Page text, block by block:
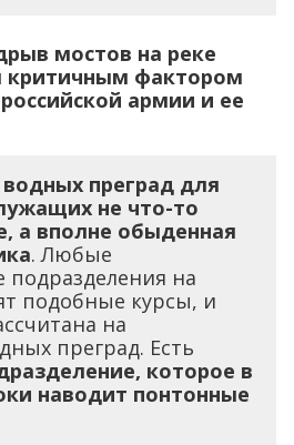
мостов на реке
критичным фактором
армии и ее
преград для
не что-то
а вполне обыденная
. Любые
подразделения на
подобные курсы, и
на
преград. Есть
которое в
наводит понтонные